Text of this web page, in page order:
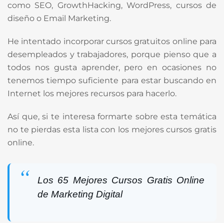
como SEO, GrowthHacking, WordPress, cursos de
diseño o Email Marketing.
He intentado incorporar cursos gratuitos online para
desempleados y trabajadores, porque pienso que a
todos nos gusta aprender, pero en ocasiones no
tenemos tiempo suficiente para estar buscando en
Internet los mejores recursos para hacerlo.
Así que, si te interesa formarte sobre esta temática
no te pierdas esta lista con los mejores cursos gratis
online.
Los 65 Mejores Cursos Gratis Online
de Marketing Digital